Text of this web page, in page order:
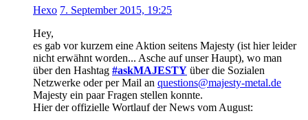
Hexo 7. September 2015, 19:25
Hey,
es gab vor kurzem eine Aktion seitens Majesty (ist hier leider
nicht erwähnt worden... Asche auf unser Haupt), wo man
über den Hashtag #‎askMAJESTY über die Sozialen
Netzwerke oder per Mail an questions@majesty-metal.de
Majesty ein paar Fragen stellen konnte.
Hier der offizielle Wortlauf der News vom August: